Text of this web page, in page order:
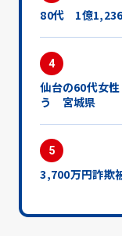
80代 1億
4
仙台の60代女
う 宮城県
5
3,700万円詐